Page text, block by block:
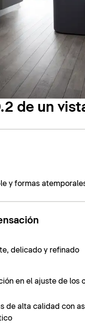
de un
y formas
delicado y refinado
en el ajuste de los
de alta calidad con